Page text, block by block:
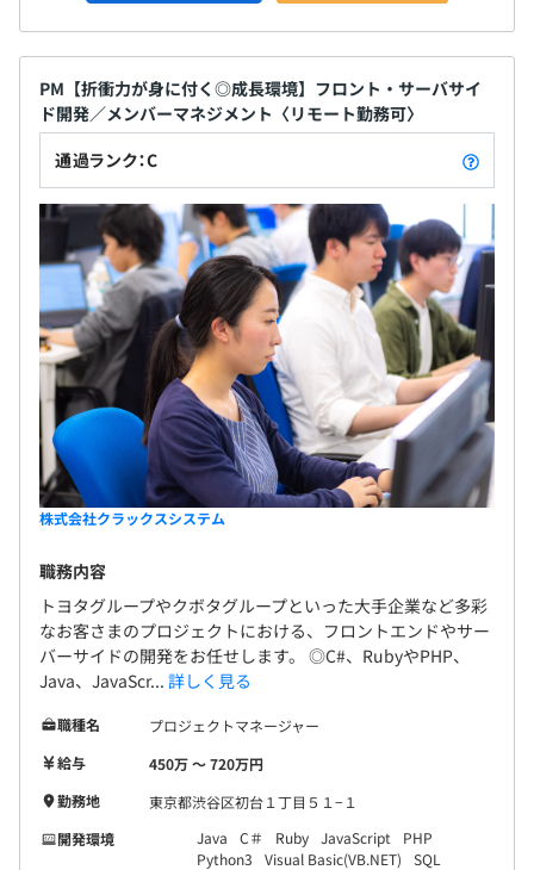
PM【折衝力が身に付く◎成長環境】フロント・サーバサイ
ド開発／メンバーマネジメント〈リモート勤務可〉
通過ランク：C
株式会社クラックスシステム
職務内容
トヨタグループやクボタグループといった大手企業など多彩
なお客さまのプロジェクトにおける、フロントエンドやサー
バーサイドの開発をお任せします。 ◎C#、RubyやPHP、
Java、JavaScr... 詳しく見る
職種名
プロジェクトマネージャー
給与
450万 〜 720万円
勤務地
東京都渋谷区初台１丁目５１−１
開発環境
Java C＃ Ruby JavaScript
PHP
Python3
Visual Basic(VB.NET)
SQL